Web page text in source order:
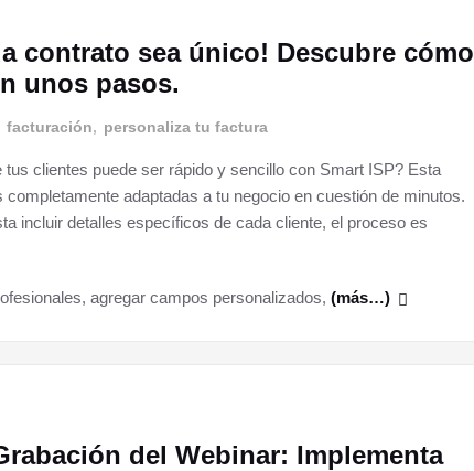
contrato sea único! Descubre cómo
unos pasos.
facturación, personaliza tu factura
clientes puede ser rápido y sencillo con Smart ISP? Esta
adaptadas a tu negocio en cuestión de minutos.
incluir detalles específicos de cada cliente, el proceso es
agregar campos personalizados, (más…)
del Webinar: Implementa